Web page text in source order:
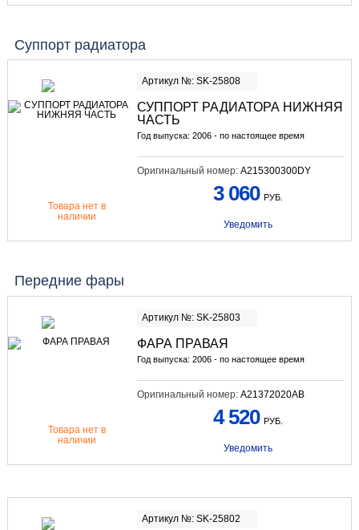
Суппорт радиатора
Артикул №: SK-25808
СУППОРТ РАДИАТОРА НИЖНЯЯ
ЧАСТЬ
Год выпуска: 2006 - по настоящее время
Оригинальный номер: A215300300DY
Товара нет в
наличии
3 060 РУБ.
Уведомить
Передние фары
Артикул №: SK-25803
ФАРА ПРАВАЯ
Год выпуска: 2006 - по настоящее время
Оригинальный номер: A21372020AB
Товара нет в
наличии
4 520 РУБ.
Уведомить
Артикул №: SK-25802